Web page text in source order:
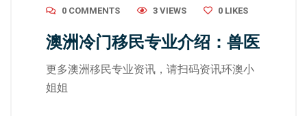
0 COMMENTS
3 VIEWS 0 LIKES
澳洲冷门移民专业介绍：兽医
更多澳洲移民专业资讯，请扫码资讯环澳小
姐姐